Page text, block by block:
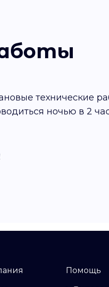
технические
ночью в 2
Помощь